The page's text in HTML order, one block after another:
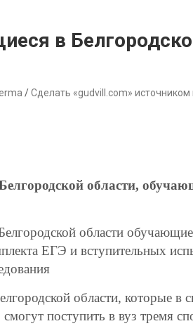
в
Сделать «gudvill.com» источником
области,
области
ЕГЭ и вступительных
области, которые в
смогут поступить в вуз тремя